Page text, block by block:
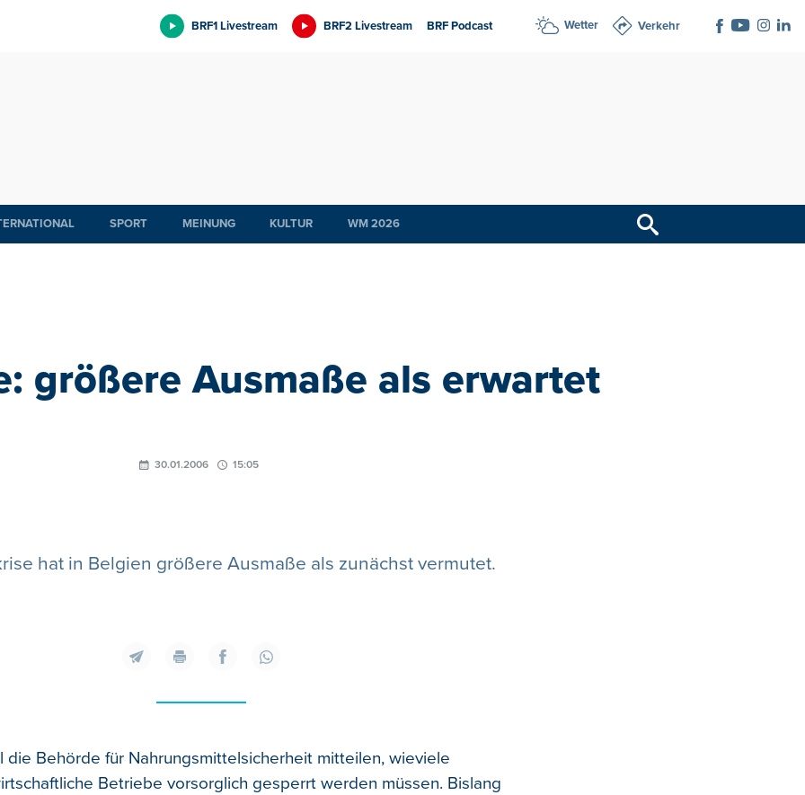
BRF1 Livestream BRF2 Livestream BRF Podcast Wetter Verkehr
SPORT MEINUNG KULTUR WM 2026
größere Ausmaße als erwartet
30.01.2006 15:05
hat in Belgien größere Ausmaße als zunächst vermutet.
die Behörde für Nahrungsmittelsicherheit mitteilen, wieviele
Betriebe vorsorglich gesperrt werden müssen. Bislang